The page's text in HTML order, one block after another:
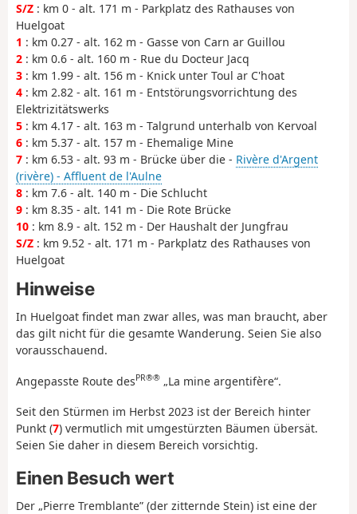
S/Z : km 0 - alt. 171 m - Parkplatz des Rathauses von
Huelgoat
1 : km 0.27 - alt. 162 m - Gasse von Carn ar Guillou
2 : km 0.6 - alt. 160 m - Rue du Docteur Jacq
3 : km 1.99 - alt. 156 m - Knick unter Toul ar C'hoat
4 : km 2.82 - alt. 161 m - Entstörungsvorrichtung des
Elektrizitätswerks
5 : km 4.17 - alt. 163 m - Talgrund unterhalb von Kervoal
6 : km 5.37 - alt. 157 m - Ehemalige Mine
7 : km 6.53 - alt. 93 m - Brücke über die - Rivère d'Argent
(rivère) - Affluent de l'Aulne
8 : km 7.6 - alt. 140 m - Die Schlucht
9 : km 8.35 - alt. 141 m - Die Rote Brücke
10 : km 8.9 - alt. 152 m - Der Haushalt der Jungfrau
S/Z : km 9.52 - alt. 171 m - Parkplatz des Rathauses von
Huelgoat
Hinweise
In Huelgoat findet man zwar alles, was man braucht, aber
das gilt nicht für die gesamte Wanderung. Seien Sie also
vorausschauend.
Angepasste Route desPR®® „La mine argentifère“.
Seit den Stürmen im Herbst 2023 ist der Bereich hinter
Punkt (7) vermutlich mit umgestürzten Bäumen übersät.
Seien Sie daher in diesem Bereich vorsichtig.
Einen Besuch wert
Der „Pierre Tremblante” (der zitternde Stein) ist eine der